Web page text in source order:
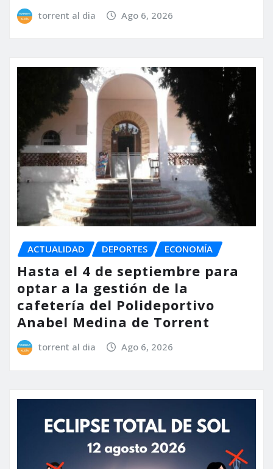
torrent al dia Ago 6, 2026
ACTUALIDAD DEPORTES ECONOMÍA
Hasta el 4 de septiembre para
optar a la gestión de la
cafetería del Polideportivo
Anabel Medina de Torrent
torrent al dia Ago 6, 2026